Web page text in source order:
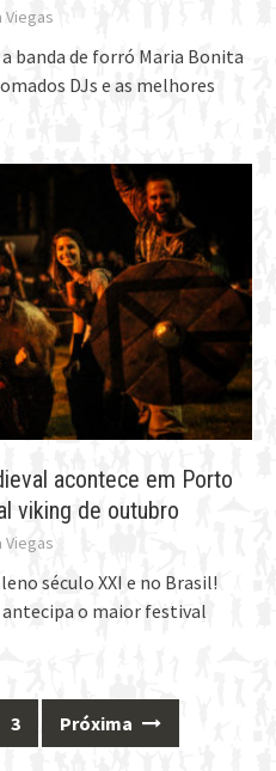
Viegas
banda de forró Maria Bonita
DJs e as melhores
acontece em Porto
viking de outubro
Viegas
século XXI e no Brasil!
antecipa o maior festival
3 Próxima